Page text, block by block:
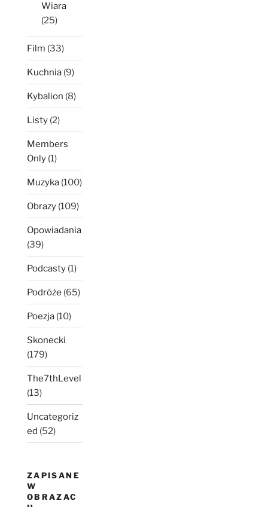
Wiara
(25)
Film (33)
Kuchnia (9)
Kybalion (8)
Listy (2)
Members
Only (1)
Muzyka (100)
Obrazy (109)
Opowiadania
(39)
Podcasty (1)
Podróże (65)
Poezja (10)
Skonecki
(179)
The7thLevel
(13)
Uncategoriz
ed (52)
ZAPISANE
W
OBRAZAC